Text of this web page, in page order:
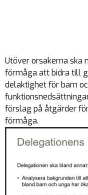
Utöver orsakerna ska
förmåga att bidra till
delaktighet för barn
förslag på åtgärder
förmåga.